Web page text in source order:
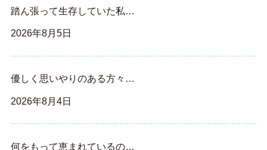
踏ん張って生存していた私…
2026年8月5日
優しく思いやりのある方々…
2026年8月4日
何をもって恵まれているの…